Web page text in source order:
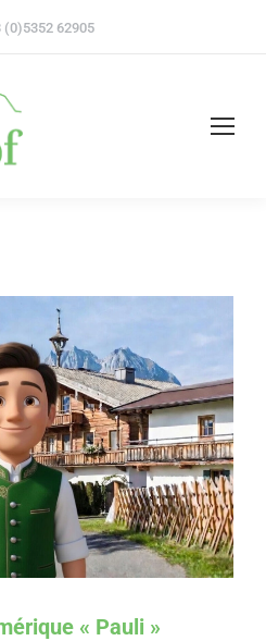
(0)5352 62905
« Pauli »